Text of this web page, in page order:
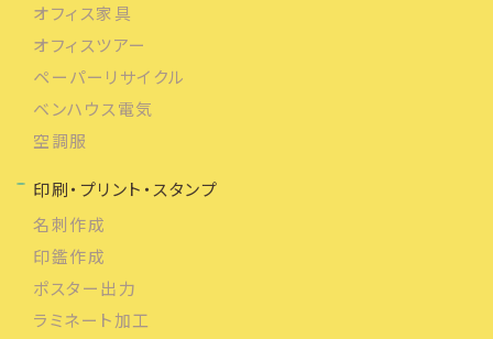
オフィス家具
オフィスツアー
ペーパーリサイクル
ベンハウス電気
空調服
印刷・プリント・スタンプ
名刺作成
印鑑作成
ポスター出力
ラミネート加工